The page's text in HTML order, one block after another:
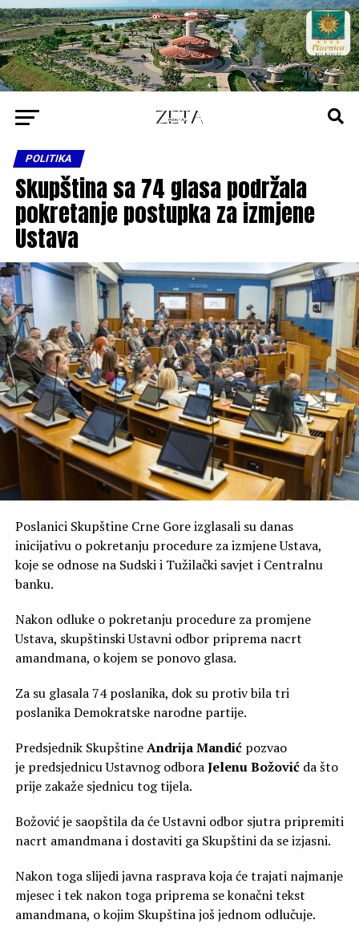
POLITIKA
Skupština sa 74 glasa podržala
pokretanje postupka za izmjene
Ustava
Poslanici Skupštine Crne Gore izglasali su danas
inicijativu o pokretanju procedure za izmjene Ustava,
koje se odnose na Sudski i Tužilački savjet i Centralnu
banku.
Nakon odluke o pokretanju procedure za promjene
Ustava, skupštinski Ustavni odbor priprema nacrt
amandmana, o kojem se ponovo glasa.
Za su glasala 74 poslanika, dok su protiv bila tri
poslanika Demokratske narodne partije.
Predsjednik SkupštineAndrija Mandićpozvao
je predsjednicu Ustavnog odboraJelenu Božovićda što
prije zakaže sjednicu tog tijela.
Božović je saopštila da će Ustavni odbor sjutra pripremiti
nacrt amandmana i dostaviti ga Skupštini da se izjasni.
Nakon toga slijedi javna rasprava koja će trajati najmanje
mjesec i tek nakon toga priprema se konačni tekst
amandmana, o kojim Skupština još jednom odlučuje.